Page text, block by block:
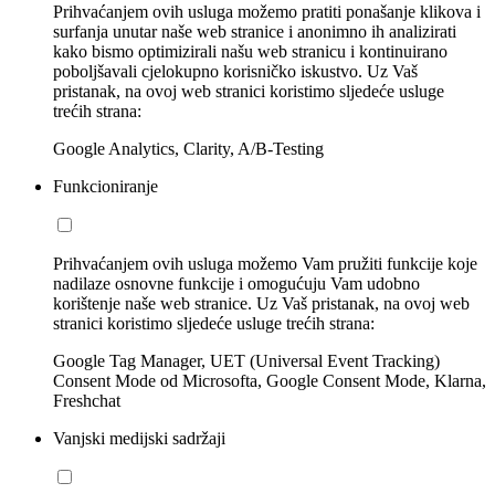
Prihvaćanjem ovih usluga možemo pratiti ponašanje klikova i
surfanja unutar naše web stranice i anonimno ih analizirati
kako bismo optimizirali našu web stranicu i kontinuirano
poboljšavali cjelokupno korisničko iskustvo. Uz Vaš
pristanak, na ovoj web stranici koristimo sljedeće usluge
trećih strana:
Google Analytics, Clarity, A/B-Testing
Funkcioniranje
Prihvaćanjem ovih usluga možemo Vam pružiti funkcije koje
nadilaze osnovne funkcije i omogućuju Vam udobno
korištenje naše web stranice. Uz Vaš pristanak, na ovoj web
stranici koristimo sljedeće usluge trećih strana:
Google Tag Manager, UET (Universal Event Tracking)
Consent Mode od Microsofta, Google Consent Mode, Klarna,
Freshchat
Vanjski medijski sadržaji